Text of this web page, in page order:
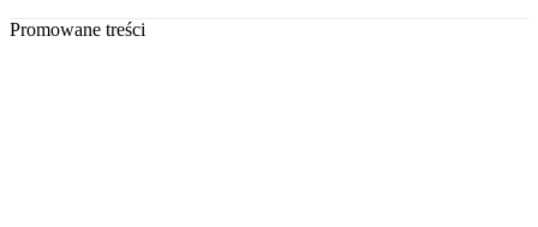
Promowane treści